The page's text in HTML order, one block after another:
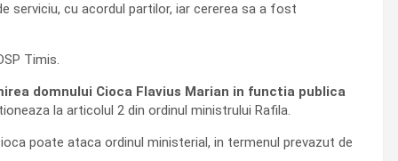
serviciu, cu acordul partilor, iar cererea sa a fost
Timis.
domnului Cioca Flavius Marian in functia publica
la articolul 2 din ordinul ministrului Rafila.
poate ataca ordinul ministerial, in termenul prevazut de